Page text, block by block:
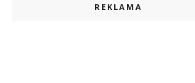
REKLAMA